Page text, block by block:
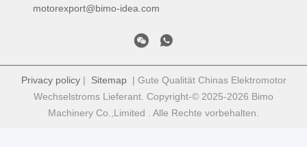
motorexport@bimo-idea.com
Privacy policy| Sitemap| Gute Qualität Chinas Elektromotor
Wechselstroms Lieferant. Copyright-© 2025-2026 Bimo
Machinery Co.,Limited . Alle Rechte vorbehalten.